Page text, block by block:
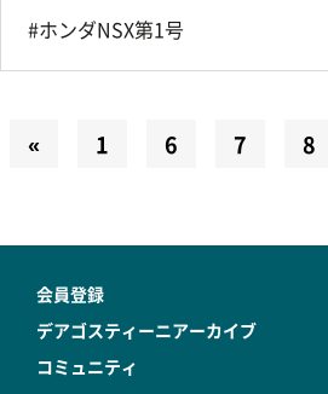
#ホンダNSX第1号
« 1 6 7 8
会員登録
デアゴスティーニアーカイブ
コミュニティ